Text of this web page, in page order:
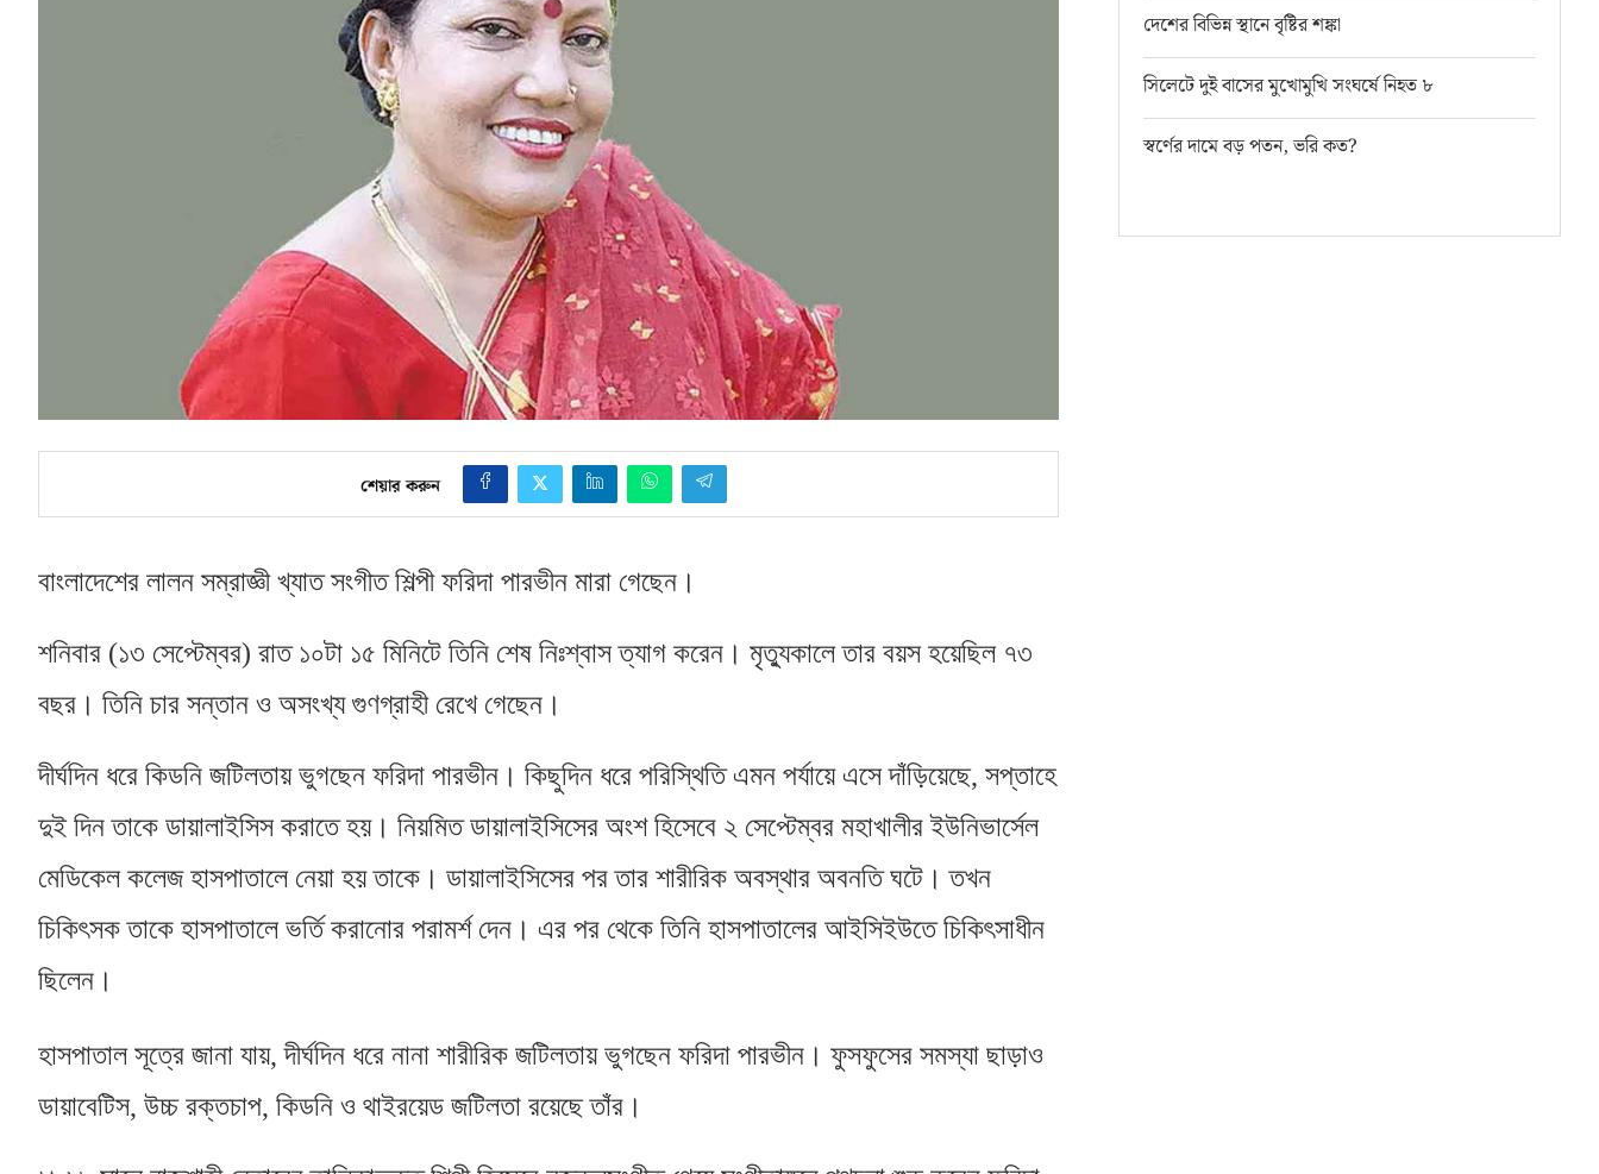
শেয়ার করুন
বাংলাদেশের লালন সম্রাজ্ঞী খ্যাত সংগীত শিল্পী ফরিদা পারভীন মারা গেছেন।
শনিবার (১৩ সেপ্টেম্বর) রাত ১০টা ১৫ মিনিটে তিনি শেষ নিঃশ্বাস ত্যাগ করেন। মৃত্যুকালে তার বয়স হয়েছিল ৭৩
বছর। তিনি চার সন্তান ও অসংখ্য গুণগ্রাহী রেখে গেছেন।
দীর্ঘদিন ধরে কিডনি জটিলতায় ভুগছেন ফরিদা পারভীন। কিছুদিন ধরে পরিস্থিতি এমন পর্যায়ে এসে দাঁড়িয়েছে, সপ্তাহে
দুই দিন তাকে ডায়ালাইসিস করাতে হয়। নিয়মিত ডায়ালাইসিসের অংশ হিসেবে ২ সেপ্টেম্বর মহাখালীর ইউনিভার্সেল
মেডিকেল কলেজ হাসপাতালে নেয়া হয় তাকে। ডায়ালাইসিসের পর তার শারীরিক অবস্থার অবনতি ঘটে। তখন
চিকিৎসক তাকে হাসপাতালে ভর্তি করানোর পরামর্শ দেন। এর পর থেকে তিনি হাসপাতালের আইসিইউতে চিকিৎসাধীন
ছিলেন।
হাসপাতাল সূত্রে জানা যায়,দীর্ঘদিন ধরে নানা শারীরিক জটিলতায় ভুগছেন ফরিদা পারভীন। ফুসফুসের সমস্যা ছাড়াও
ডায়াবেটিস, উচ্চ রক্তচাপ, কিডনি ও থাইরয়েড জটিলতা রয়েছে তাঁর।
দেশের বিভিন্ন স্থানে বৃষ্টির শঙ্কা
সিলেটে দুই বাসের মুখোমুখি সংঘর্ষে নিহত ৮
স্বর্ণের দামে বড় পতন, ভরি কত?